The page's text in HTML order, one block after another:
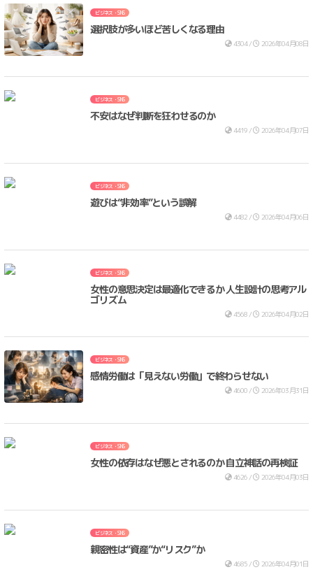
ビジネス・SNS
選択肢が多いほど苦しくなる理由
4304 / 2026年04月08日
ビジネス・SNS
不安はなぜ判断を狂わせるのか
4419 / 2026年04月07日
ビジネス・SNS
遊びは“非効率”という誤解
4482 / 2026年04月06日
ビジネス・SNS
女性の意思決定は最適化できるか 人生設計の思考アル
ゴリズム
4568 / 2026年04月02日
ビジネス・SNS
感情労働は「見えない労働」で終わらせない
4600 / 2026年03月31日
ビジネス・SNS
女性の依存はなぜ悪とされるのか 自立神話の再検証
4626 / 2026年04月03日
ビジネス・SNS
親密性は“資産”か“リスク”か
4685 / 2026年04月01日